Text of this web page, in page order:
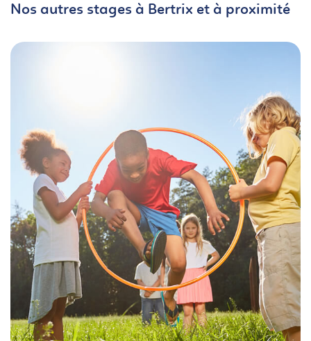
Nos autres stages à Bertrix et à proximité